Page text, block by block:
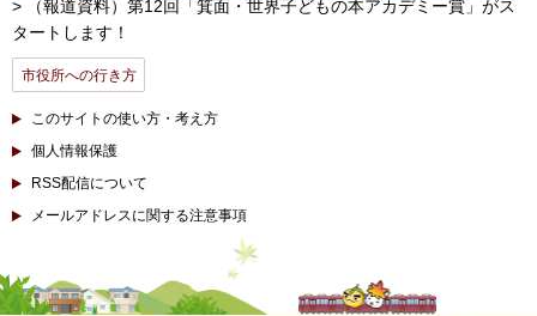
> （報道資料）第12回「箕面・世界子どもの本アカデミー賞」がス
タートします！
市役所への行き方
このサイトの使い方・考え方
個人情報保護
RSS配信について
メールアドレスに関する注意事項